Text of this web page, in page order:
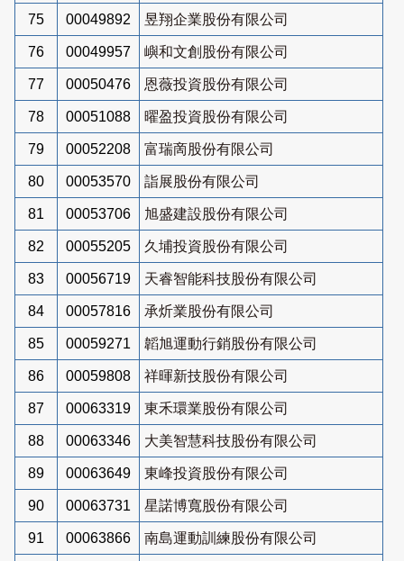
75 00049892 昱翔企業股份有限公司
76 00049957 嶼和文創股份有限公司
77 00050476 恩薇投資股份有限公司
78 00051088 曜盈投資股份有限公司
79 00052208 富瑞啇股份有限公司
80 00053570 詣展股份有限公司
81 00053706 旭盛建設股份有限公司
82 00055205 久埔投資股份有限公司
83 00056719 天睿智能科技股份有限公司
84 00057816 承炘業股份有限公司
85 00059271 韜旭運動行銷股份有限公司
86 00059808 祥暉新技股份有限公司
87 00063319 東禾環業股份有限公司
88 00063346 大美智慧科技股份有限公司
89 00063649 東峰投資股份有限公司
90 00063731 星諾博寬股份有限公司
91 00063866 南島運動訓練股份有限公司